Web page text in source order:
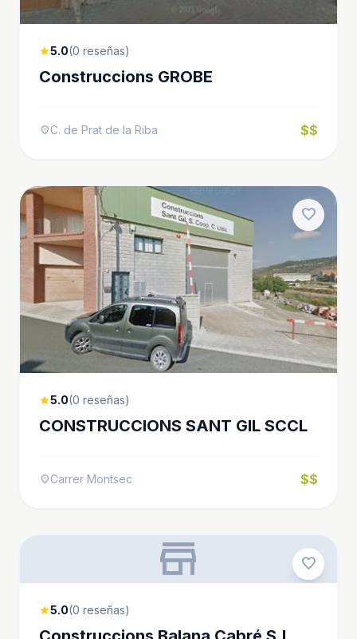
star5.0(0 reseñas)
Construccions GROBE
location_onC. de Prat de la Riba $$
favorite
star5.0(0 reseñas)
CONSTRUCCIONS SANT GIL SCCL
location_onCarrer Montsec $$
favorite
store
star5.0(0 reseñas)